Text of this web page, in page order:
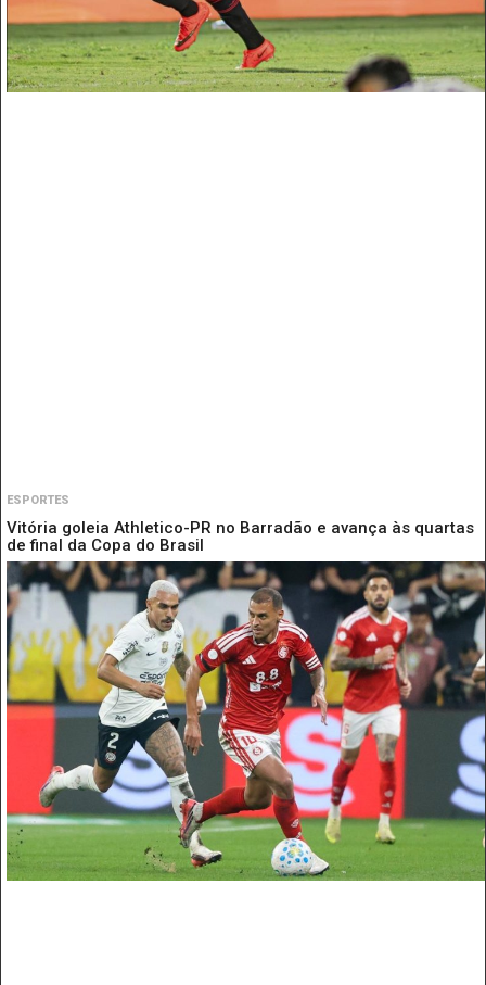
ESPORTES
Vitória goleia Athletico-PR no Barradão e avança às quartas
de final da Copa do Brasil